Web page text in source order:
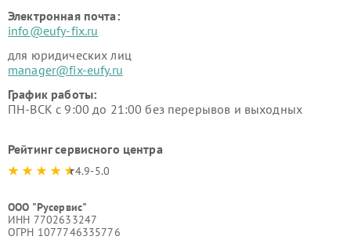
Электронная почта:
info@eufy-fix.ru
для юридических лиц
manager@fix-eufy.ru
График работы:
ПН-ВСК с 9:00 до 21:00 без перерывов и выходных
Рейтинг сервисного центра
4.9-5.0
ООО "Русервис"
ИНН 7702633247
ОГРН 1077746335776